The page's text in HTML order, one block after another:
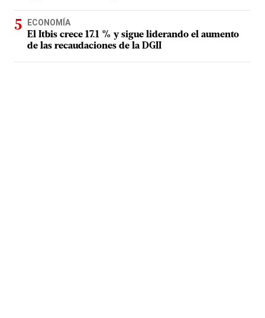
ECONOMÍA
El Itbis crece 17.1 % y sigue liderando el aumento
de las recaudaciones de la DGII